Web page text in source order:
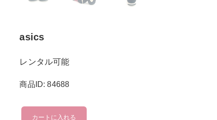
asics
レンタル可能
商品ID: 84688
asicsカートに入れる